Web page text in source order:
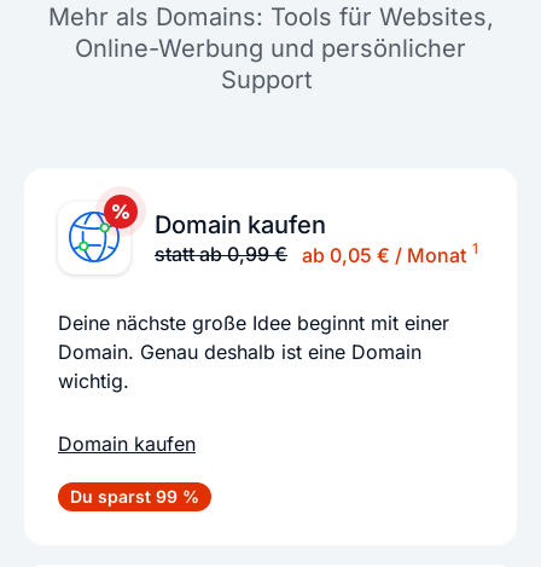
Mehr als Domains: Tools für Websites,
Online-Werbung und persönlicher
Support
Domain kaufen
statt ab 0,99 € ab 0,05 € / Monat 1
Deine nächste große Idee beginnt mit einer
Domain. Genau deshalb ist eine Domain
wichtig.
Domain kaufen
Du sparst 99 %